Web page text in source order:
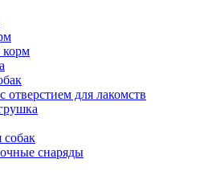
отверстием для лакомств
собак
снаряды